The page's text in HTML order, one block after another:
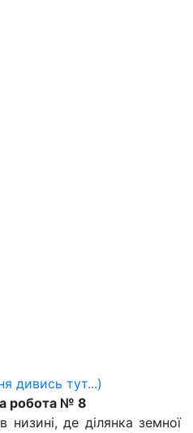
дивись тут...)
робота № 8
де ділянка земної